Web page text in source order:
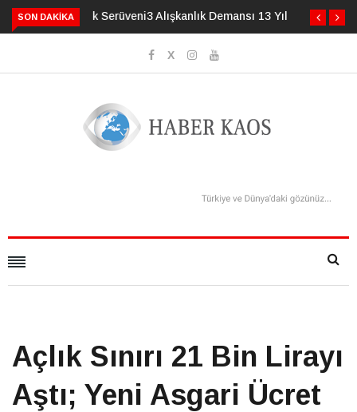
SON DAKIKA 3 Alışkanlık Demansı 13 Yıl Geciktirebilir
Açlık Sınırı 21 Bin Lirayı
Aştı; Yeni Asgari Ücret